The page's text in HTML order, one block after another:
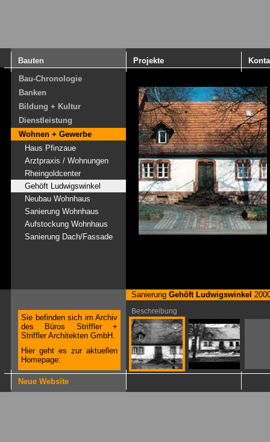
Neue Website
Bauten Projekte
Bau-Chronologie
Banken
Bildung + Kultur
Dienstleistung
Wohnen + Gewerbe
Haus Pfinzaue
Arztpraxis / Wohnungen
Rheingoldcenter
Gehöft Ludwigswinkel
Neubau Wohnhaus
Sanierung Wohnhaus
Aufstockung Wohnhaus
Sanierung Dach/Fassade
Sanierung Gehöft Ludwigswinkel
Beschreibung
Sie befinden sich im Archiv
des Büros Striffler +
Striffler Architekten GmbH.
Hier geht es zur aktuellen
Homepage: